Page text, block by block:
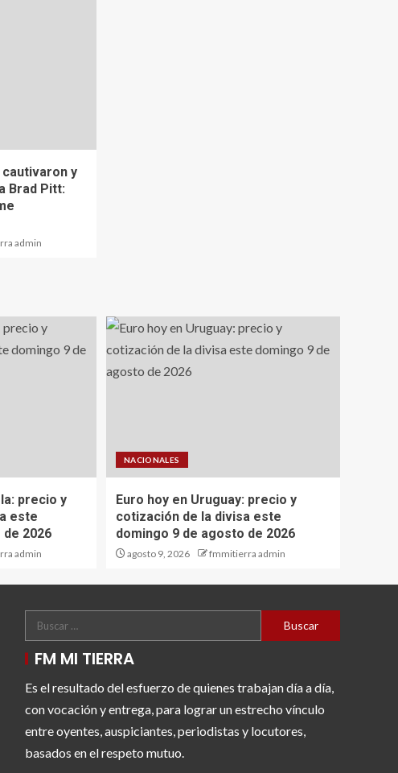
y
Brad Pitt:
admin
precio y
este
2026
admin
NACIONALES
Euro hoy en Uruguay: precio y
cotización de la divisa este
domingo 9 de agosto de 2026
agosto 9, 2026 fmmitierra admin
FM MI TIERRA
Es el resultado del esfuerzo de quienes trabajan día a día,
con vocación y entrega, para lograr un estrecho vínculo
entre oyentes, auspiciantes, periodistas y locutores,
basados en el respeto mutuo.